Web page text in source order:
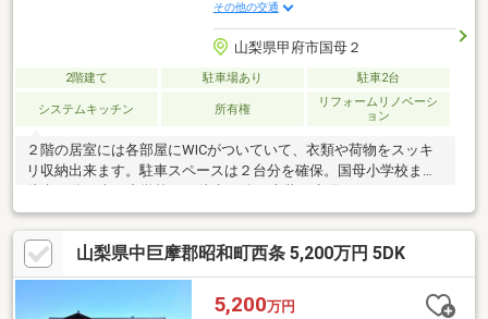
その他の交通
山梨県甲府市国母２
2階建て 駐車場あり 駐車2台
システムキッチン 所有権
リフォームリノベーシ
ョン
２階の居室には各部屋にWICがついていて、衣類や荷物をスッキ
リ収納出来ます。駐車スペースは２台分を確保。国母小学校まで
済。
山梨県中巨摩郡昭和町西条 5,200万円 5DK
5,200万円